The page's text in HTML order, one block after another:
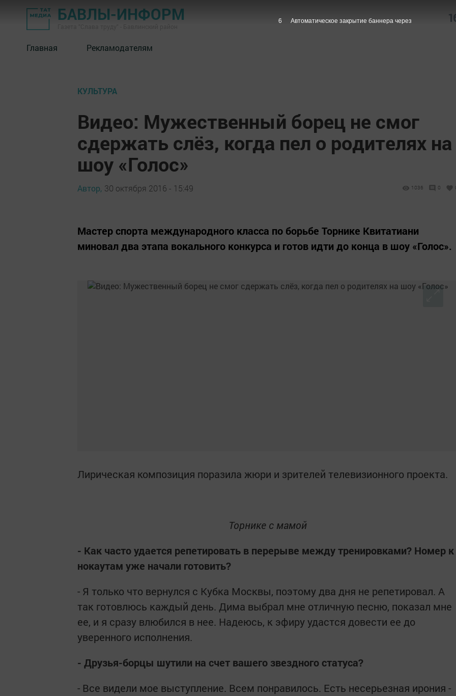
БАВЛЫ-ИНФОРМ
Главная Рекламодателям
КУЛЬТУРА
Видео: Мужественный борец не смог
сдержать слёз, когда пел о родителях на
шоу «Голос»
Автор, 30 октября 2016 - 15:49 1036 0
Мастер спорта международного класса по борьбе Торнике Квитатиани
миновал два этапа вокального конкурса и готов идти до конца в шоу «Голос».
Лирическая композиция поразила жюри и зрителей телевизионного проекта.
Торнике с мамой
- Как часто удается репетировать в перерыве между тренировками? Номер к
нокаутам уже начали готовить?
- Я только что вернулся с Кубка Москвы, поэтому два дня не репетировал. А
так готовлюсь каждый день. Дима выбрал мне отличную песню, показал мне
ее, и я сразу влюбился в нее. Надеюсь, к эфиру удастся довести ее до
уверенного исполнения.
- Друзья-борцы шутили на счет вашего звездного статуса?
- Все видели мое выступление. Всем понравилось. Есть несерьезная ирония -
5 Автоматическое закрытие баннера через